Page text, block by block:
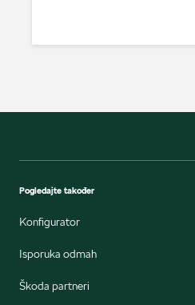
Pogledajte također
Konfigurator
Isporuka odmah
Škoda partneri